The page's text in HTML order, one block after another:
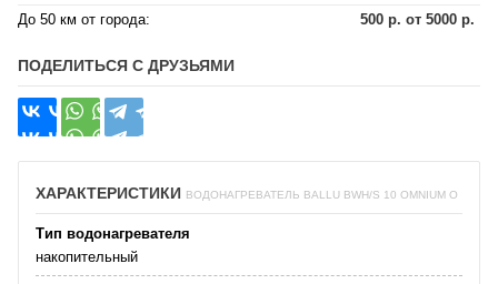
До 50 км от города:
500 р. от 5000 р.
ПОДЕЛИТЬСЯ С ДРУЗЬЯМИ
ХАРАКТЕРИСТИКИ ВОДОНАГРЕВАТЕЛЬ BALLU BWH/S 10 OMNIUM O
Тип водонагревателя
накопительный